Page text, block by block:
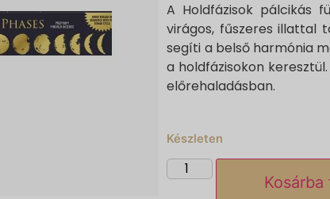
A Holdfázisok pálcikás
virágos, fűszeres illattal
segíti a belső harmónia
a holdfázisokon
előrehaladásban.
Készleten
Kosárba